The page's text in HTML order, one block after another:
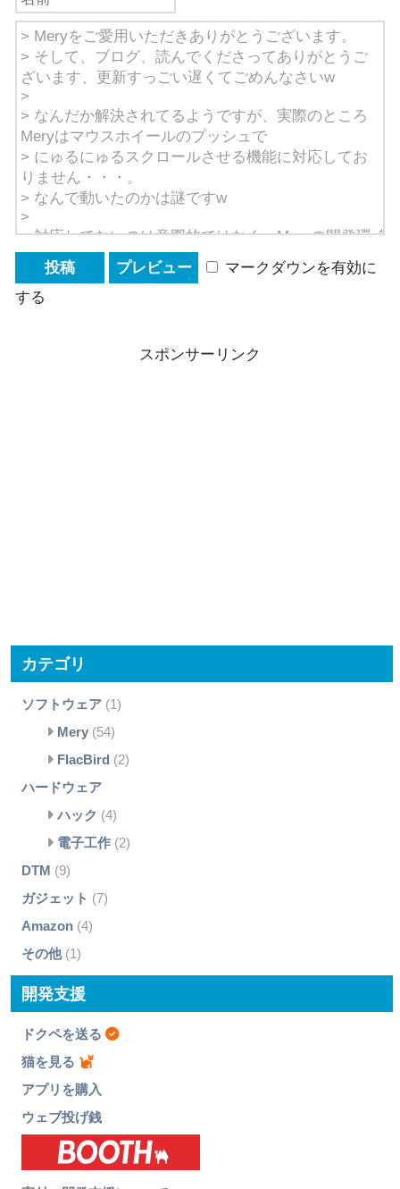
マークダウンを有効に
する
スポンサーリンク
カテゴリ
ソフトウェア(1)
Mery(54)
FlacBird (2)
ハードウェア
ハック (4)
電子工作(2)
DTM (9)
ガジェット (7)
Amazon(4)
その他(1)
開発支援
ドクペを送る
猫を見る
アプリを購入
ウェブ投げ銭